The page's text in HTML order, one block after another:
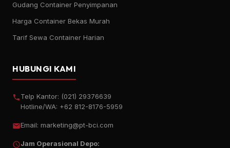
Gudang Container Penyimpanan
Harga Container Bekas Murah
Tarif Sewa Container Harian
HUBUNGI KAMI
Telp Kantor: (021) 29376639
Hotline/WA: +62 812-8176-5959
Email: marketing@pt-bci.com
Jam Operasional Depo: